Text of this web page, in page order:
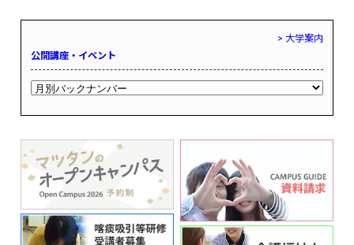
> 大学案内
公開講座・イベント